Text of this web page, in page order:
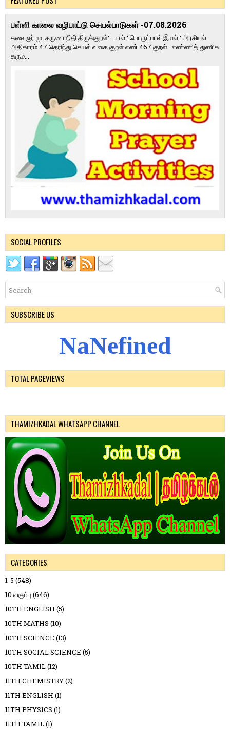
பள்ளி காலை வழிபாட்டு செயல்பாடுகள் -07.08.2026
கலைஞர் மு. கருணாநிதி திருக்குறள்: பால் : பொருட்பால் இயல் : அரசியல்
அதிகாரம்:47 தெரிந்து செயல் வகை குறள் எண்:467 குறள்: எண்ணித் துணிக
கரும...
SOCIAL PROFILES
SUBSCRIBE US
NaNefined
TOTAL PAGEVIEWS
THAMIZHKADAL WHATSAPP CHANNEL
CATEGORIES
1-5 (548)
10 வகுப்பு (646)
10TH ENGLISH (5)
10TH MATHS (10)
10TH SCIENCE (13)
10TH SOCIAL SCIENCE (5)
10TH TAMIL(12)
11TH CHEMISTRY(2)
11TH ENGLISH (1)
11TH PHYSICS (1)
11TH TAMIL(1)